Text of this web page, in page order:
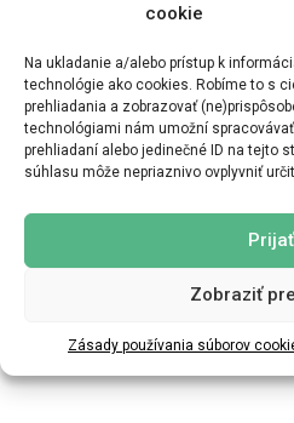
cookie
Na ukladanie a/alebo prístup k
technológie ako cookies. Robíme to s
prehliadania a zobrazovať
technológiami nám umožní
prehliadaní alebo jedinečné ID na tejto
súhlasu môže nepriaznivo ovplyvniť
Prijať
Zobraziť
Zásady používania súborov